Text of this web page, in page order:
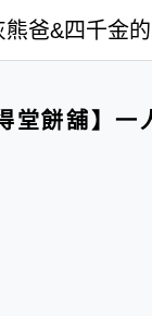
熊爸&四千金
堂餅舖】一